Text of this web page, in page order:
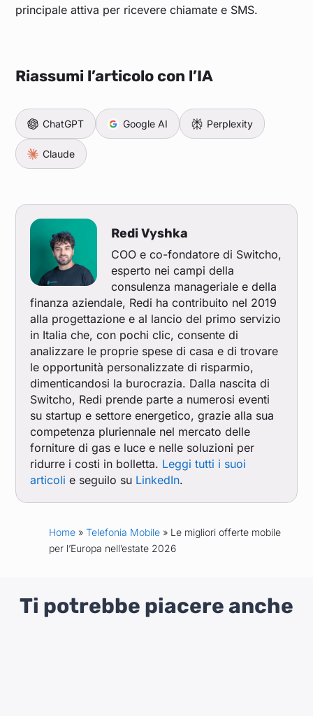
principale attiva per ricevere chiamate e SMS.
Riassumi l’articolo con l’IA
ChatGPT Google AI Perplexity
Claude
Redi Vyshka
COO e co-fondatore di Switcho,
esperto nei campi della
consulenza manageriale e della
finanza aziendale, Redi ha contribuito nel 2019
alla progettazione e al lancio del primo servizio
in Italia che, con pochi clic, consente di
analizzare le proprie spese di casa e di trovare
le opportunità personalizzate di risparmio,
dimenticandosi la burocrazia. Dalla nascita di
Switcho, Redi prende parte a numerosi eventi
su startup e settore energetico, grazie alla sua
competenza pluriennale nel mercato delle
forniture di gas e luce e nelle soluzioni per
ridurre i costi in bolletta. Leggi tutti i suoi
articoli e seguilo su LinkedIn.
Home» Telefonia Mobile» Le migliori offerte mobile
per l’Europa nell’estate 2026
Ti potrebbe piacere anche